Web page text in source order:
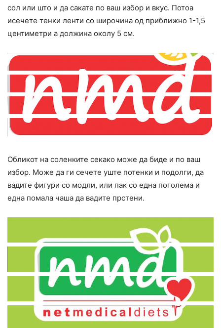
сол или што и да сакате по ваш избор и вкус. Потоа
исечете тенки ленти со широчина од приближно 1-1,5
центиметри а должина околу 5 см.
Обликот на соленките секако може да биде и по ваш
избор. Може да ги сечете уште потенки и подолги, да
вадите фигури со модли, или пак со една поголема и
една помала чаша да вадите прстени.